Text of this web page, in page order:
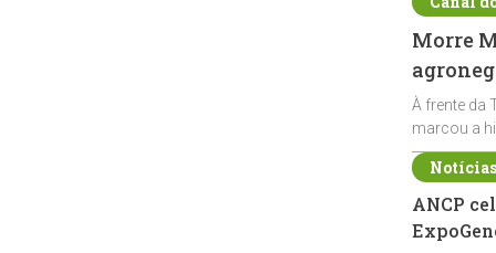
Morre
À frente da
marcou a
ANCP